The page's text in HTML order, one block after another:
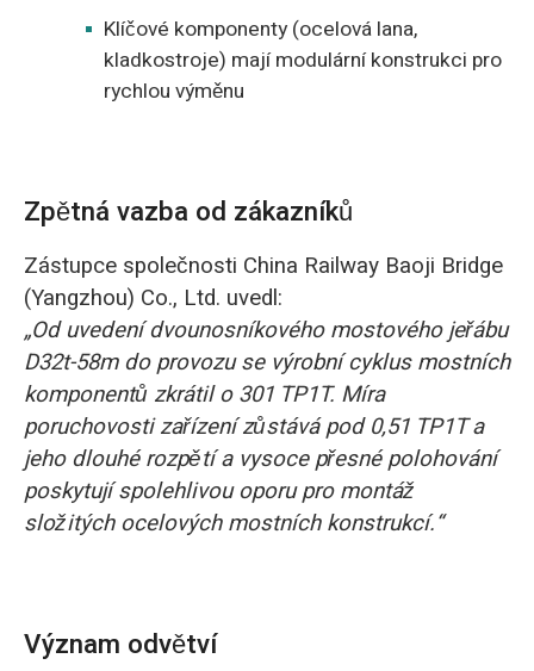
Klíčové komponenty (ocelová lana,
kladkostroje) mají modulární konstrukci pro
rychlou výměnu
Zpětná vazba od zákazníků
Zástupce společnosti China Railway Baoji Bridge
(Yangzhou) Co., Ltd. uvedl:
„Od uvedení dvounosníkového mostového jeřábu
D32t-58m do provozu se výrobní cyklus mostních
komponentů zkrátil o 301 TP1T. Míra
poruchovosti zařízení zůstává pod 0,51 TP1T a
jeho dlouhé rozpětí a vysoce přesné polohování
poskytují spolehlivou oporu pro montáž
složitých ocelových mostních konstrukcí.“
Význam odvětví